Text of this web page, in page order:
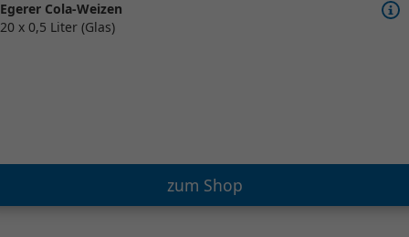
Egerer Cola-Weizen
20 x 0,5 Liter (Glas)
zum Shop